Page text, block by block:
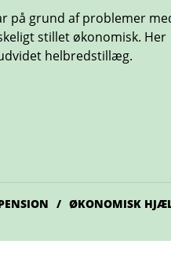
på grund af problemer
stillet økonomisk. Her
helbredstillæg.
ØKONOMISK